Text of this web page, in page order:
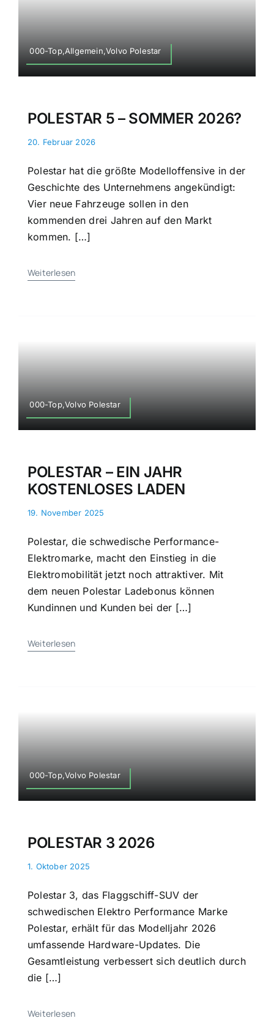
000-Top,Allgemein,Volvo Polestar
POLESTAR 5 – SOMMER 2026?
20. Februar 2026
Polestar hat die größte Modelloffensive in der
Geschichte des Unternehmens angekündigt:
Vier neue Fahrzeuge sollen in den
kommenden drei Jahren auf den Markt
kommen. […]
Weiterlesen
000-Top,Volvo Polestar
POLESTAR – EIN JAHR
KOSTENLOSES LADEN
19. November 2025
Polestar, die schwedische Performance-
Elektromarke, macht den Einstieg in die
Elektromobilität jetzt noch attraktiver. Mit
dem neuen Polestar Ladebonus können
Kundinnen und Kunden bei der […]
Weiterlesen
000-Top,Volvo Polestar
POLESTAR 3 2026
1. Oktober 2025
Polestar 3, das Flaggschiff-SUV der
schwedischen Elektro Performance Marke
Polestar, erhält für das Modelljahr 2026
umfassende Hardware-Updates. Die
Gesamtleistung verbessert sich deutlich durch
die […]
Weiterlesen